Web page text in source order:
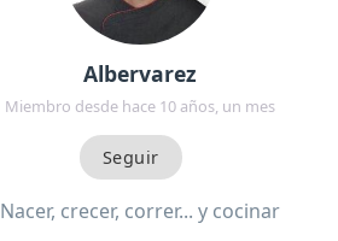
Albervarez
Miembro desde hace 10 años, un mes
Nacer, crecer, correr... y cocinar